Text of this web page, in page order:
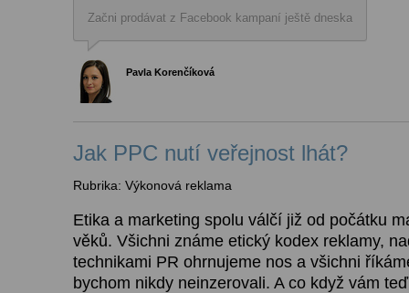
Začni prodávat z Facebook kampaní ještě dneska
Pavla Korenčíková
Jak PPC nutí veřejnost lhát?
Rubrika: Výkonová reklama
Etika a marketing spolu válčí již od počátku
věků. Všichni známe etický kodex reklamy,
technikami PR ohrnujeme nos a všichni
bychom nikdy neinzerovali. A co když vám